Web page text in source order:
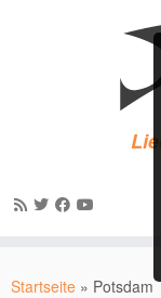
Inhalt
Startseite » Potsdam